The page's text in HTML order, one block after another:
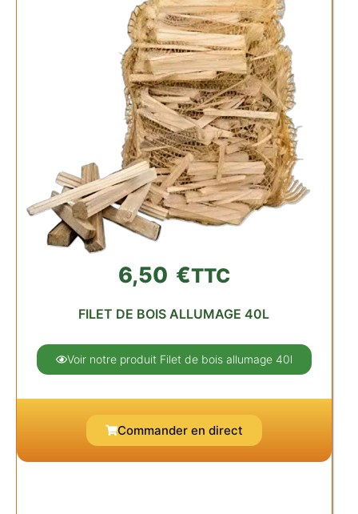
6,50 €TTC
FILET DE BOIS ALLUMAGE 40L
Voir notre produit Filet de bois allumage 40l
Commander en direct